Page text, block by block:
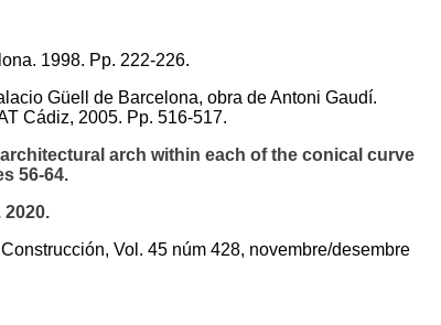
1998. Pp. 222-226.
Güell de Barcelona, obra de Antoni Gaudí.
Cádiz, 2005. Pp. 516-517.
arch within each of the conical curve
56-64.
Vol. 45 núm 428, novembre/desembre